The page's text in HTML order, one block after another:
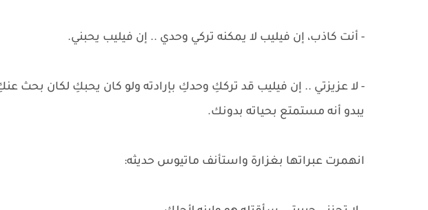
- أنت كاذب، إن فيليب لا يمكنه تركي وحدي .. إن فيليب يحبني.
- لا عزيزتي .. إن فيليب قد ترككِ وحدكِ بإرادته ولو كان يحبكِ لكان بحث
يبدو أنه مستمتع بحياته بدونك.
انهمرت عبراتها بغزارة واستأنف ماتيوس حديثه: